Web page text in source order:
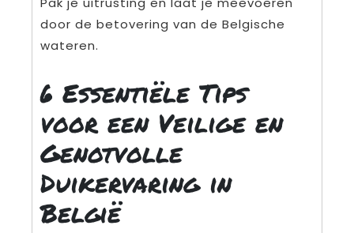
door de betovering van de Belgische
wateren.
6 Essentiële Tips
voor een Veilige en
Genotvolle
Duikervaring in
België